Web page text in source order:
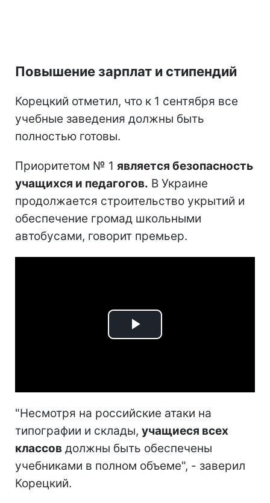
Повышение зарплат и стипендий
Корецкий отметил, что к 1 сентября все
учебные заведения должны быть
полностью готовы.
Приоритетом № 1 является безопасность
учащихся и педагогов. В Украине
продолжается строительство укрытий и
обеспечение громад школьными
автобусами, говорит премьер.
Play
"Несмотря на российские атаки на
типографии и склады, учащиеся всех
классов должны быть обеспечены
учебниками в полном объеме", - заверил
Корецкий.